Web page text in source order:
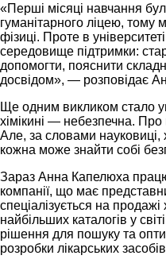
«Перші місяці навчання
гуманітарного ліцею, тому
фізиці. Проте в
середовище підтримки:
допомогти, пояснити
досвідом», — розповідає
Ще одним викликом стало
хімікині — небезпечна.
Але, за словами науковиці,
кожна може знайти собі
Зараз Анна Капелюха
компанії, що має
спеціалізується на
найбільших каталогів у
рішення для пошуку та
розробки лікарських